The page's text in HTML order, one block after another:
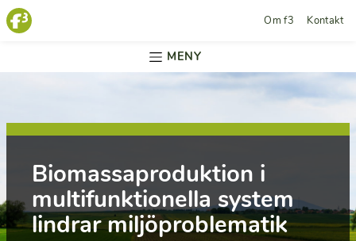
Om f3 Kontakt
MENY
Biomassaproduktion i
multifunktionella system
lindrar miljöproblematik